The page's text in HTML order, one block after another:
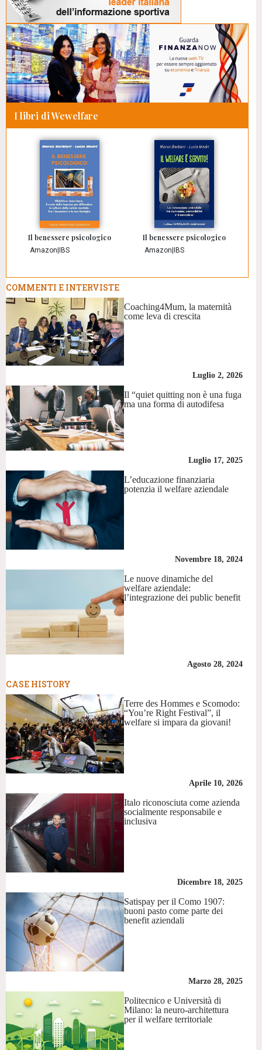
I libri di Wewelfare
Il benessere psicologico
Amazon IBS
Il benessere psicologico
Amazon IBS
COMMENTI E INTERVISTE
Coaching4Mum, la maternità
come leva di crescita
Luglio 2, 2026
Il “quiet quitting non è una fuga
ma una forma di autodifesa
Luglio 17, 2025
L’educazione finanziaria
potenzia il welfare aziendale
Novembre 18, 2024
Le nuove dinamiche del
welfare aziendale:
l’integrazione dei public benefit
Agosto 28, 2024
CASE HISTORY
Terre des Hommes e Scomodo:
“You’re Right Festival”, il
welfare si impara da giovani!
Aprile 10, 2026
Italo riconosciuta come azienda
socialmente responsabile e
inclusiva
Dicembre 18, 2025
Satispay per il Como 1907:
buoni pasto come parte dei
benefit aziendali
Marzo 28, 2025
Politecnico e Università di
Milano: la neuro-architettura
per il welfare territoriale